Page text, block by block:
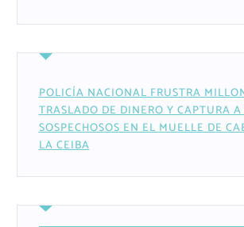
POLICÍA NACIONAL FRUSTRA
TRASLADO DE DINERO Y CAPTURA A
SOSPECHOSOS EN EL MUELLE DE
LA CEIBA